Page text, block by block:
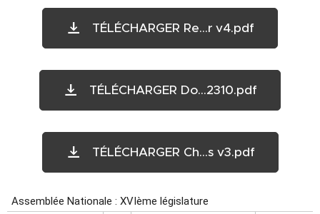
TÉLÉCHARGER Re...r v4.pdf
TÉLÉCHARGER Do...2310.pdf
TÉLÉCHARGER Ch...s v3.pdf